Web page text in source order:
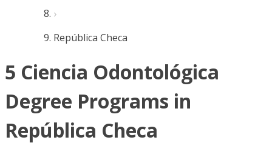
República Checa
5 Ciencia Odontológica
Degree Programs in
República Checa